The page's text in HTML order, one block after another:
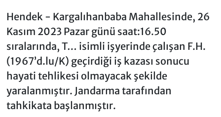
Hendek - Kargalıhanbaba Mahallesinde, 26
Kasım 2023 Pazar günü saat:16.50
sıralarında, T… isimli işyerinde çalışan F.H.
(1967’d.lu/K) geçirdiği iş kazası sonucu
hayati tehlikesi olmayacak şekilde
yaralanmıştır. Jandarma tarafından
tahkikata başlanmıştır.